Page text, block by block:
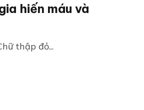
hiến máu và
thập đỏ...